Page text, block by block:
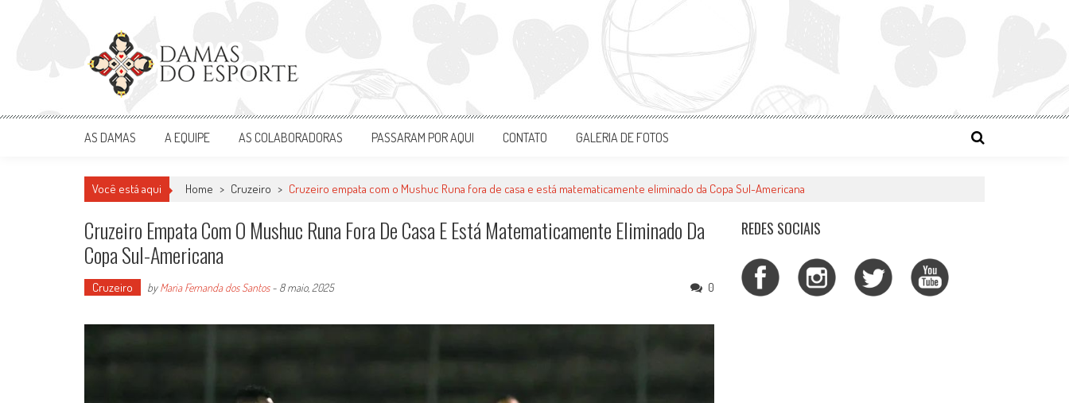
Damas do Esporte
Descobrindo talentos femininos para o meio esportivo
AS DAMAS A EQUIPE AS COLABORADORAS PASSARAM POR AQUI CONTATO GALERIA DE FOTOS
Você está aqui Home > Cruzeiro > Cruzeiro empata com o Mushuc Runa fora de casa e está matematicamente eliminado da Copa Sul-Americana
Cruzeiro Empata Com O Mushuc Runa Fora De Casa E Está Matematicamente Eliminado Da
Copa Sul-Americana
Cruzeiro byMaria Fernanda dos Santos- 8 maio, 2025 0
REDES SOCIAIS